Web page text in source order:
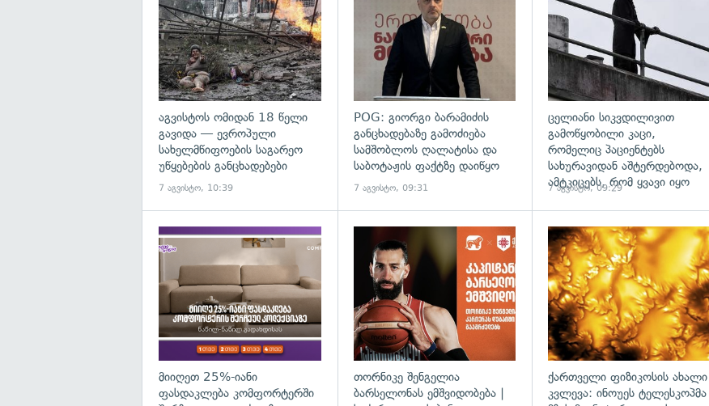
აგვისტოს ომიდან 18 წელი
გავიდა — ევროპული
სახელმწიფოების საგარეო
უწყებების განცხადებები
7 აგვისტო, 10:39
POG: გიორგი ბარამიძის
განცხადებაზე გამოძიება
სამშობლოს ღალატისა და
საბოტაჟის ფაქტზე დაიწყო
7 აგვისტო, 09:31
ცელიანი სიკვდილივით
გამოწყობილი კაცი,
რომელიც პაციენტებს
სახურავიდან აშტერდებოდა,
ამტკიცებს, რომ ყვავი იყო
7 აგვისტო, 09:29
მიიღეთ 25%-იანი
ფასდაკლება კომფორტერში
თორნიკე შენგელია
ბარსელონას ემშვიდობება |
ქართველი ფიზიკოსის ახალი
კვლევა: ინოუეს ტელესკოპმა